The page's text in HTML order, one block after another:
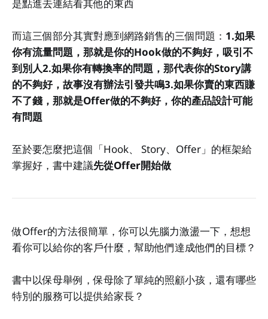
是點進去連結看其他的東西
而這三個部分其實對應到網路銷售的三個問題： 1.如果
你有流量問題，那就是你的Hook做的不夠好，吸引不
到別人2.如果你有轉換率的問題，那代表你的Story講
的不夠好，故事沒有辦法引發共鳴3.如果你賣的東西賺
不了錢，那就是Offer做的不夠好，你的產品設計可能
有問題
至於要怎麼把這個「Hook、 Story、Offer」的框架給
掌握好，書中建議先從Offer開始做
做Offer的方法很簡單，你可以先腦力激盪一下，想想
看你可以給你的客戶什麼，幫助他們達成他們的目標？
書中以保母舉例，保母除了單純的照顧小孩，還有哪些
特別的服務可以提供給家長？